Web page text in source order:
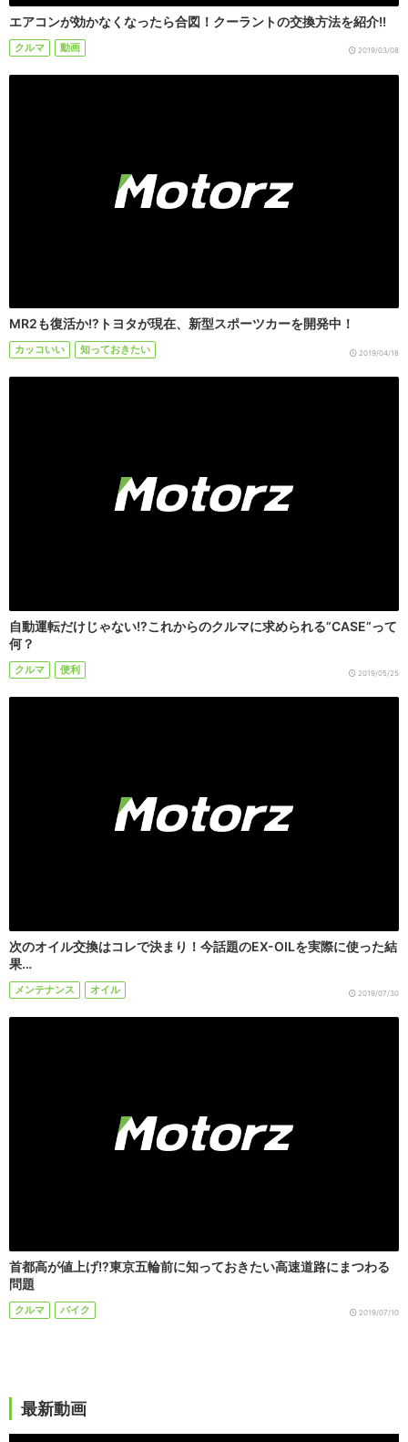
エアコンが効かなくなったら合図！クーラントの交換方法を紹介!!
クルマ 動画 2019/03/08
MR2も復活か!?トヨタが現在、新型スポーツカーを開発中！
カッコいい 知っておきたい 2019/04/18
自動運転だけじゃない!?これからのクルマに求められる”CASE”って
何？
クルマ 便利 2019/05/25
次のオイル交換はコレで決まり！今話題のEX-OILを実際に使った結
果…
メンテナンス オイル 2019/07/30
首都高が値上げ!?東京五輪前に知っておきたい高速道路にまつわる
問題
クルマ バイク 2019/07/10
最新動画